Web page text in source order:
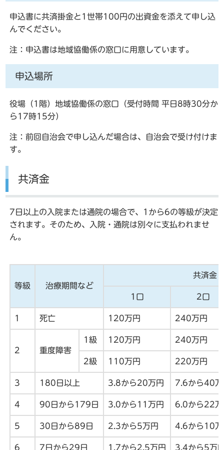
申込書に共済掛金と1世帯100円の出資金を添えて申し込
んでください。
注：申込書は地域協働係の窓口に用意しています。
申込場所
役場（1階）地域協働係の窓口（受付時間 平日8時30分か
ら17時15分）
注：前回自治会で申し込んだ場合は、自治会で受け付けま
す。
共済金
7日以上の入院または通院の場合で、1から6の等級が決定
されます。そのため、入院・通院は別々に支払われませ
ん。
等級 治療期間など
共済金
1口 2口
1 死亡 120万円 240万円
2 重度障害
1級 120万円 240万円
2級 110万円 220万円
3 180日以上 3.8から20万円 7.6から40万
4 90日から179日 3.0から11万円 6.0から22万
5 30日から89日 2.3から5万円 4.6から10万
6 7日から29日 1.7から2.5万円 3.4から5万